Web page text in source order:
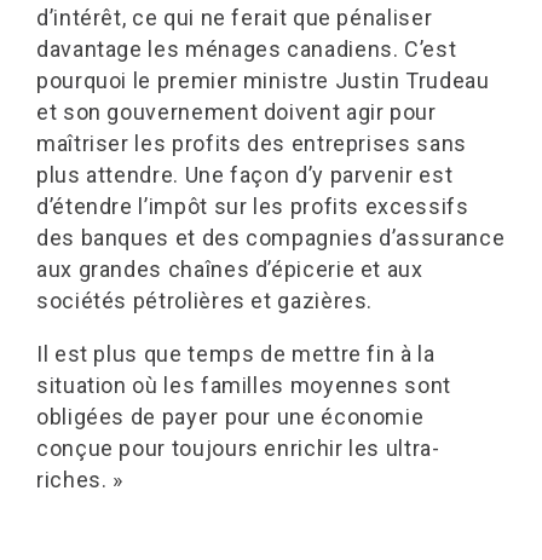
d’intérêt, ce qui ne ferait que pénaliser
davantage les ménages canadiens. C’est
pourquoi le premier ministre Justin Trudeau
et son gouvernement doivent agir pour
maîtriser les profits des entreprises sans
plus attendre. Une façon d’y parvenir est
d’étendre l’impôt sur les profits excessifs
des banques et des compagnies d’assurance
aux grandes chaînes d’épicerie et aux
sociétés pétrolières et gazières.
Il est plus que temps de mettre fin à la
situation où les familles moyennes sont
obligées de payer pour une économie
conçue pour toujours enrichir les ultra-
riches. »